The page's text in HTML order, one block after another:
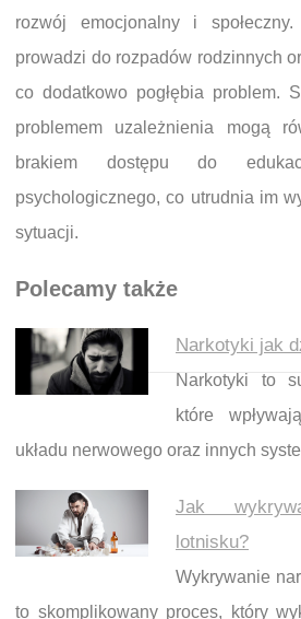
rozwój emocjonalny i
prowadzi do rozpadów rodzinnych
co dodatkowo pogłębia problem.
problemem uzależnienia mogą
brakiem dostępu do
psychologicznego, co utrudnia im
sytuacji.
Polecamy także
Narkotyki jak
Narkotyki to
które
układu nerwowego oraz innych
Jak
lotnisku?
Wykrywanie
to skomplikowany proces, który
Nawigacja wpisu